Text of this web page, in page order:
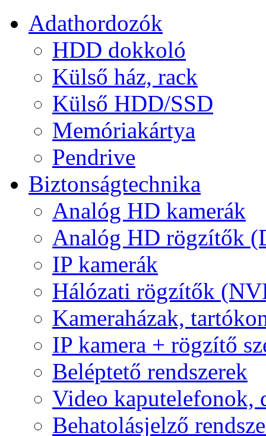
Adathordozók
HDD dokkoló
Külső ház, rack
Külső HDD/SSD
Memóriakártya
Pendrive
Biztonságtechnika
Analóg HD kamerák
Analóg HD rögzítők
IP kamerák
Hálózati rögzítők
Kameraházak,
IP kamera + rögzítő
Beléptető rendszerek
Video kaputelefonok,
Behatolásjelző